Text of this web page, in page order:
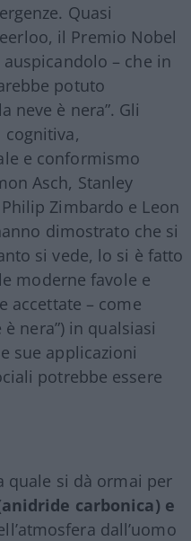
Quasi
il Premio Nobel
– che in
potuto
neve è nera”. Gli
cognitiva,
e conformismo
Asch, Stanley
Zimbardo e Leon
dimostrato che si
si vede, lo si è fatto
moderne favole e
accettate – come
nera”) in qualsiasi
sue applicazioni
potrebbe essere
quale si dà ormai per
carbonica) e
dall’uomo